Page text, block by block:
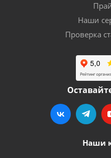
Наши
Проверка
Наши